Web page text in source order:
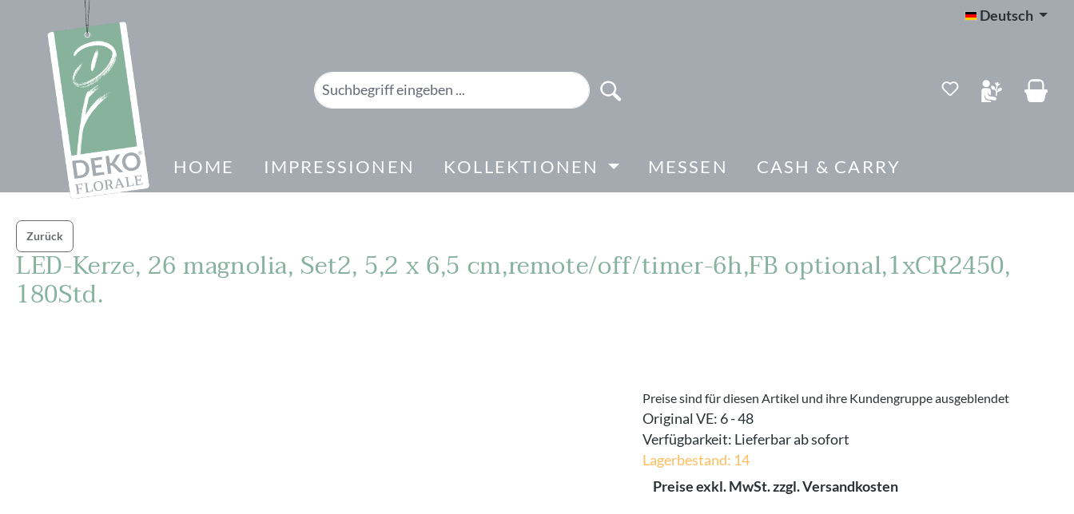
Zur Hauptnavigation springen Deutsch
HOME IMPRESSIONEN KOLLEKTIONEN MESSEN CASH & CARRY
Zurück
LED-Kerze, 26 magnolia, Set2, 5,2 x 6,5 cm,remote/off/timer-6h,FB optional,1xCR2450,
180Std.
Preise sind für diesen Artikel und ihre Kundengruppe ausgeblendet
Original VE: 6 - 48
Verfügbarkeit: Lieferbar ab sofort
Lagerbestand: 14
Preise exkl. MwSt. zzgl. Versandkosten